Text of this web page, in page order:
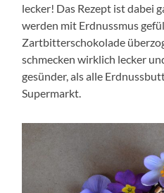
lecker! Das Rezept ist dabei
werden mit Erdnussmus
Zartbitterschokolade
schmecken wirklich lecker
gesünder, als alle
Supermarkt.